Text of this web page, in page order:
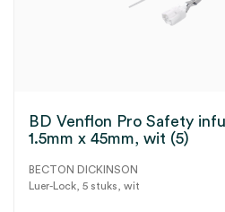
BD Venflon Pro Safety
1.5mm x 45mm, wit (5)
BECTON DICKINSON
Luer-Lock, 5 stuks, wit